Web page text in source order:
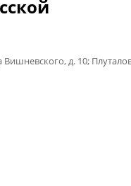
Вишневского, д. 10;